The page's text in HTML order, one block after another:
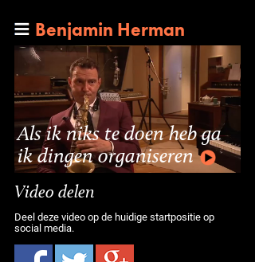
Benjamin Herman
Als ik niks te doen heb ga
ik dingen organiseren
Video delen
Deel deze video op de huidige startpositie op
social media.